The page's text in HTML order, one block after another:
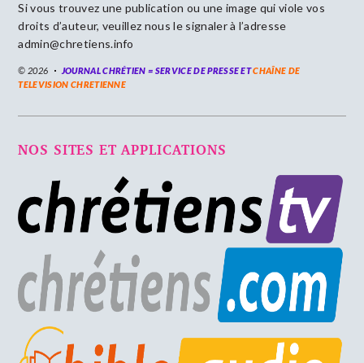
Si vous trouvez une publication ou une image qui viole vos
droits d’auteur, veuillez nous le signaler à l’adresse
admin@chretiens.info
© 2026 JOURNAL CHRÉTIEN = SERVICE DE PRESSE ETCHAÎNE DE
TELEVISION CHRETIENNE
NOS SITES ET APPLICATIONS